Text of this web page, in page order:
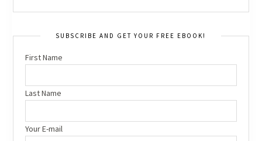
SUBSCRIBE AND GET YOUR FREE EBOOK!
First Name
Last Name
Your E-mail